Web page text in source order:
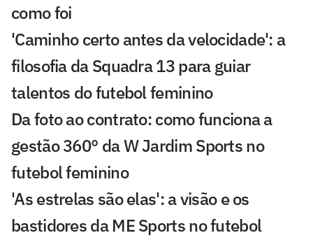
como foi
'Caminho certo antes da velocidade': a
filosofia da Squadra 13 para guiar
talentos do futebol feminino
Da foto ao contrato: como funciona a
gestão 360° da W Jardim Sports no
futebol feminino
'As estrelas são elas': a visão e os
bastidores da ME Sports no futebol